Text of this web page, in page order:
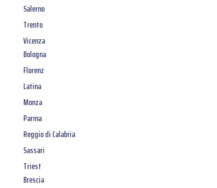
Salerno
Trento
Vicenza
Bologna
Florenz
Latina
Monza
Parma
Reggio di Calabria
Sassari
Triest
Brescia